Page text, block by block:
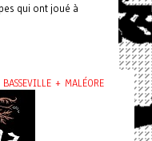
qui ont joué à
+ MALÉORE